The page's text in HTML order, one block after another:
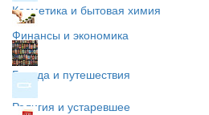
Косметика и бытовая химия
Финансы и экономика
Города и путешествия
Религия и устаревшее